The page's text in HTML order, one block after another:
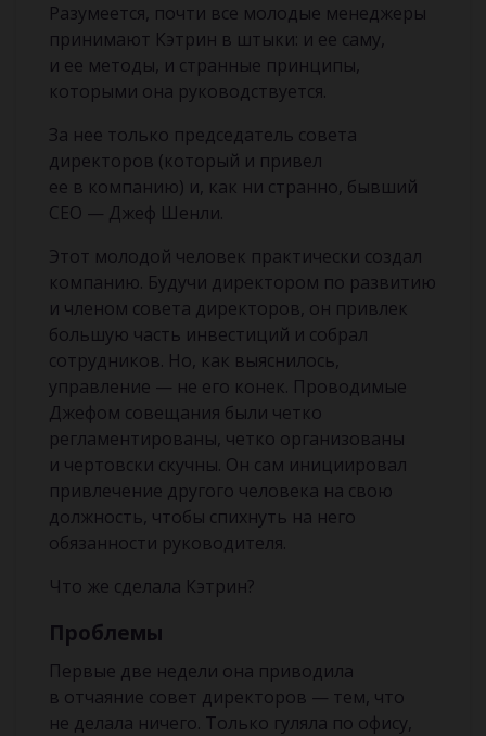
Разумеется, почти все молодые менеджеры
принимают Кэтрин в штыки: и ее саму,
и ее методы, и странные принципы,
которыми она руководствуется.
За нее только председатель совета
директоров (который и привел
ее в компанию) и, как ни странно, бывший
СЕО — Джеф Шенли.
Этот молодой человек практически создал
компанию. Будучи директором по развитию
и членом совета директоров, он привлек
большую часть инвестиций и собрал
сотрудников. Но, как выяснилось,
управление — не его конек. Проводимые
Джефом совещания были четко
регламентированы, четко организованы
и чертовски скучны. Он сам инициировал
привлечение другого человека на свою
должность, чтобы спихнуть на него
обязанности руководителя.
Что же сделала Кэтрин?
Проблемы
Первые две недели она приводила
в отчаяние совет директоров — тем, что
не делала ничего. Только гуляла по офису,